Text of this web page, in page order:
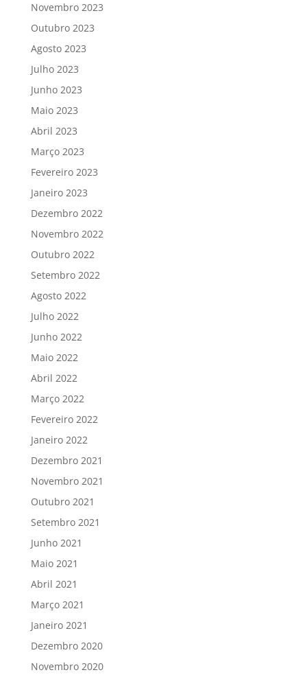
Novembro 2023
Outubro 2023
Agosto 2023
Julho 2023
Junho 2023
Maio 2023
Abril 2023
Março 2023
Fevereiro 2023
Janeiro 2023
Dezembro 2022
Novembro 2022
Outubro 2022
Setembro 2022
Agosto 2022
Julho 2022
Junho 2022
Maio 2022
Abril 2022
Março 2022
Fevereiro 2022
Janeiro 2022
Dezembro 2021
Novembro 2021
Outubro 2021
Setembro 2021
Junho 2021
Maio 2021
Abril 2021
Março 2021
Janeiro 2021
Dezembro 2020
Novembro 2020